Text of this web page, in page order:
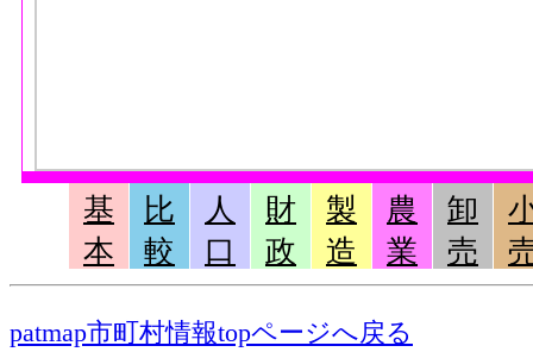
基
本
比
較
人
口
財
政
製
造
農
業
卸
売
patmap市町村情報topページへ戻る